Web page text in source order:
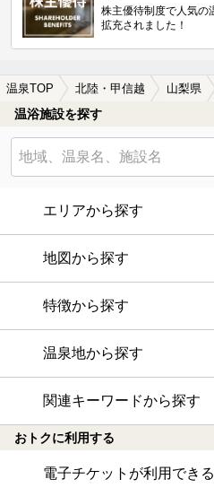
株主優待制度で人気の
拡充されました！
温泉TOP 北陸・甲信越 山梨県
温浴施設を探す
エリアから探す
地図から探す
特徴から探す
温泉地から探す
関連キーワードから探す
おトクに利用する
電子チケットが利用でき